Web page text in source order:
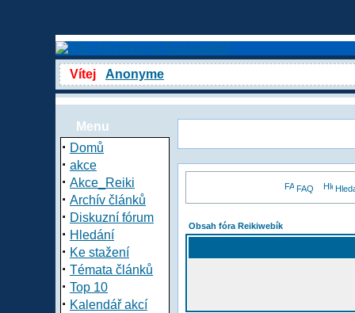
Vítej Anonyme
Menu
· Domů
· akce
· Akce_Reiki
· Archív článků
· Diskuzní fórum
· Hledání
· Ke stažení
· Témata článků
· Top 10
· Kalendář akcí
FAQ
Obsah fóra Reikiwebík